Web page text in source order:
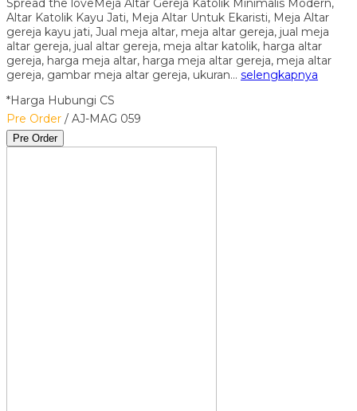
Spread the loveMeja Altar Gereja Katolik Minimalis Modern,
Altar Katolik Kayu Jati, Meja Altar Untuk Ekaristi, Meja Altar
gereja kayu jati, Jual meja altar, meja altar gereja, jual meja
altar gereja, jual altar gereja, meja altar katolik, harga altar
gereja, harga meja altar, harga meja altar gereja, meja altar
gereja, gambar meja altar gereja, ukuran… selengkapnya
*Harga Hubungi CS
Pre Order / AJ-MAG 059
Pre Order